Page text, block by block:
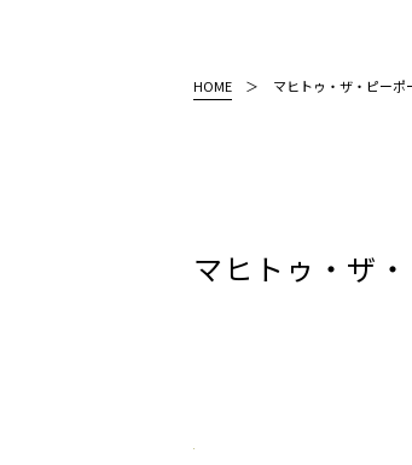
HOME マヒトゥ・ザ・ピー
マヒトゥ・ザ